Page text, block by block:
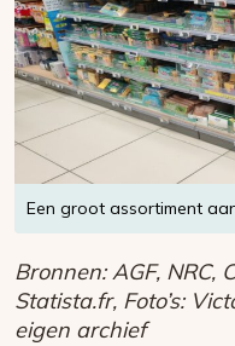
Een groot assortiment
Bronnen: AGF, NRC,
Statista.fr, Foto’s:
eigen archief